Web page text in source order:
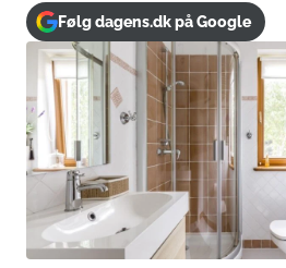
Følg dagens.dk på Google